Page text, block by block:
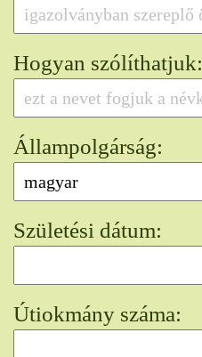
Hogyan szólíthatjuk:
Állampolgárság:
Születési dátum:
Útiokmány száma: